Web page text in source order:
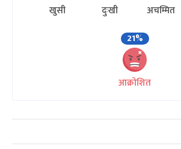
खुसी दुःखी अचम्मित
21%
आक्रोशित